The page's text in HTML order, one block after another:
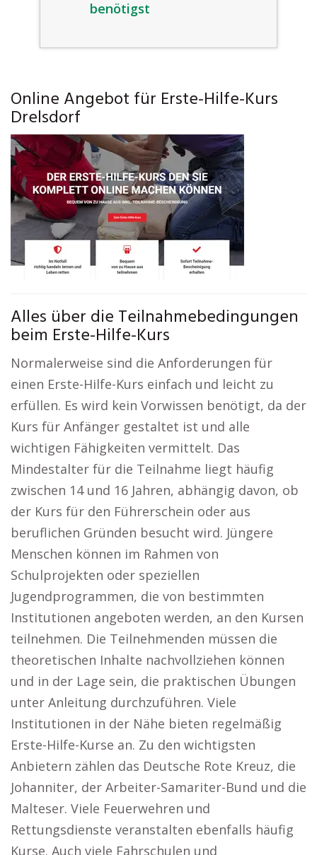
benötigst
Online Angebot für Erste-Hilfe-Kurs
Drelsdorf
Alles über die Teilnahmebedingungen
beim Erste-Hilfe-Kurs
Normalerweise sind die Anforderungen für
einen Erste-Hilfe-Kurs einfach und leicht zu
erfüllen. Es wird kein Vorwissen benötigt, da der
Kurs für Anfänger gestaltet ist und alle
wichtigen Fähigkeiten vermittelt. Das
Mindestalter für die Teilnahme liegt häufig
zwischen 14 und 16 Jahren, abhängig davon, ob
der Kurs für den Führerschein oder aus
beruflichen Gründen besucht wird. Jüngere
Menschen können im Rahmen von
Schulprojekten oder speziellen
Jugendprogrammen, die von bestimmten
Institutionen angeboten werden, an den Kursen
teilnehmen. Die Teilnehmenden müssen die
theoretischen Inhalte nachvollziehen können
und in der Lage sein, die praktischen Übungen
unter Anleitung durchzuführen. Viele
Institutionen in der Nähe bieten regelmäßig
Erste-Hilfe-Kurse an. Zu den wichtigsten
Anbietern zählen das Deutsche Rote Kreuz, die
Johanniter, der Arbeiter-Samariter-Bund und die
Malteser. Viele Feuerwehren und
Rettungsdienste veranstalten ebenfalls häufig
Kurse. Auch viele Fahrschulen und